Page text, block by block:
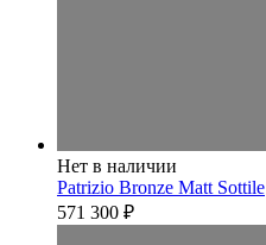
Нет в наличии
Patrizio Bronze Matt Sottile
571 300 ₽